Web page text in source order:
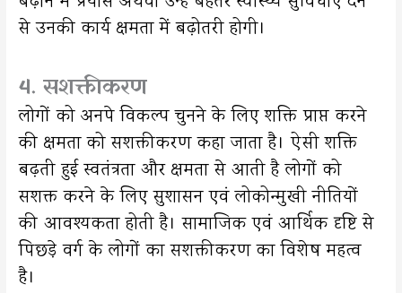
से उनकी कार्य क्षमता में बढ़ोतरी होगी।
4. सशक्तीकरण
लोगों को अनपे विकल्प चुनने के लिए शक्ति प्राप्त करने
की क्षमता को सशक्तीकरण कहा जाता है। ऐसी शक्ति
बढ़ती हुई स्वतंत्रता और क्षमता से आती है लोगों को
सशक्त करने के लिए सुशासन एवं लोकोन्मुखी नीतियों
की आवश्यकता होती है। सामाजिक एवं आर्थिक दृष्टि से
पिछड़े वर्ग के लोगों का सशक्तीकरण का विशेष महत्व
है।